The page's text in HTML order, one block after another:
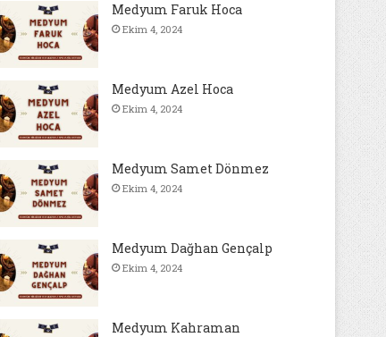
Medyum Faruk Hoca
Ekim 4, 2024
Medyum Azel Hoca
Ekim 4, 2024
Medyum Samet Dönmez
Ekim 4, 2024
Medyum Dağhan Gençalp
Ekim 4, 2024
Medyum Kahraman